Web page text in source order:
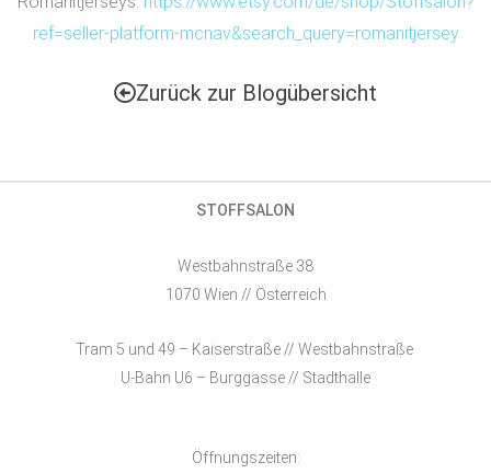
ref=seller-platform-mcnav&search_query=romanitjersey
Zurück zur Blogübersicht
STOFFSALON
Westbahnstraße 38
1070 Wien // Österreich
Tram 5 und 49 – Kaiserstraße // Westbahnstraße
U-Bahn U6 – Burggasse // Stadthalle
Öffnungszeiten: